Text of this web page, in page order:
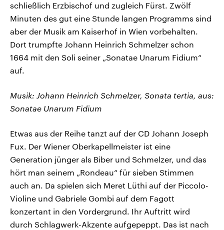
schließlich Erzbischof und zugleich Fürst. Zwölf
Minuten des gut eine Stunde langen Programms sind
aber der Musik am Kaiserhof in Wien vorbehalten.
Dort trumpfte Johann Heinrich Schmelzer schon
1664 mit den Soli seiner „Sonatae Unarum Fidium“
auf.
Musik: Johann Heinrich Schmelzer, Sonata tertia, aus:
Sonatae Unarum Fidium
Etwas aus der Reihe tanzt auf der CD Johann Joseph
Fux. Der Wiener Oberkapellmeister ist eine
Generation jünger als Biber und Schmelzer, und das
hört man seinem „Rondeau“ für sieben Stimmen
auch an. Da spielen sich Meret Lüthi auf der Piccolo-
Violine und Gabriele Gombi auf dem Fagott
konzertant in den Vordergrund. Ihr Auftritt wird
durch Schlagwerk-Akzente aufgepeppt. Das ist nach